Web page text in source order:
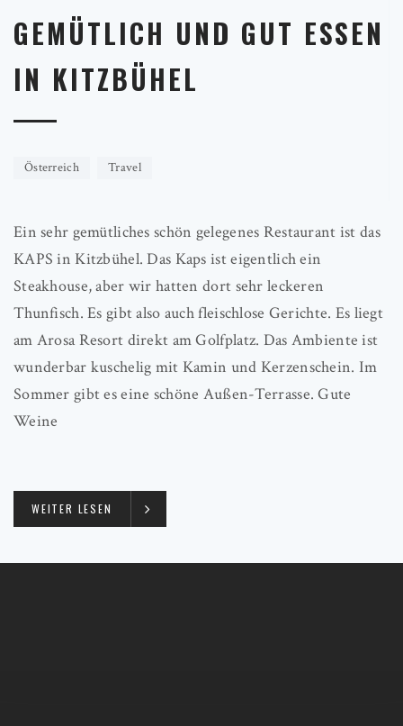
GEMÜTLICH UND GUT ESSEN
IN KITZBÜHEL
Österreich Travel
Ein sehr gemütliches schön gelegenes Restaurant ist das
KAPS in Kitzbühel. Das Kaps ist eigentlich ein
Steakhouse, aber wir hatten dort sehr leckeren
Thunfisch. Es gibt also auch fleischlose Gerichte. Es liegt
am Arosa Resort direkt am Golfplatz. Das Ambiente ist
wunderbar kuschelig mit Kamin und Kerzenschein. Im
Sommer gibt es eine schöne Außen-Terrasse. Gute
Weine
WEITER LESEN